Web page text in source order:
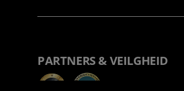
PARTNERS & VEILGHEID